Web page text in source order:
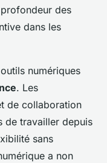
des
dans les
numériques
. Les
de collaboration
de travailler depuis
sans
a non